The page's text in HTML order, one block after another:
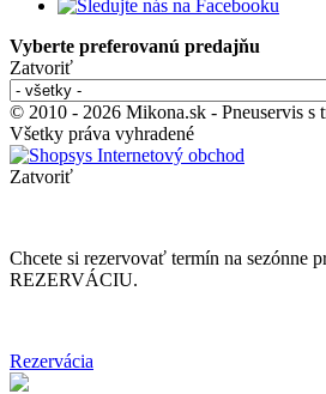
Vyberte preferovanú predajňu
Zatvoriť
© 2010 - 2026 Mikona.sk - Pneuservis s
Všetky práva vyhradené
Zatvoriť
Chcete si rezervovať termín na sezónne
REZERVÁCIU.
Rezervácia